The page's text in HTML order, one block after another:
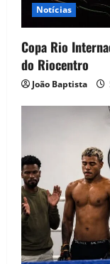
Notícias
Copa Rio
do Riocentro
João Baptista